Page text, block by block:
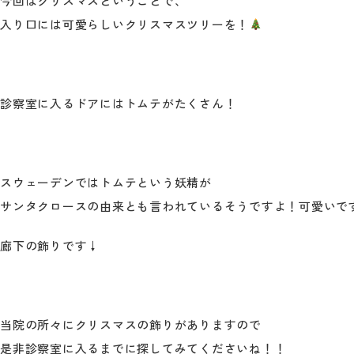
入り口には可愛らしいクリスマスツリーを！
診察室に入るドアにはトムテがたくさん！
スウェーデンではトムテという妖精が
サンタクロースの由来とも言われているそうですよ！可愛いで
廊下の飾りです↓
当院の所々にクリスマスの飾りがありますので
是非診察室に入るまでに探してみてくださいね！！